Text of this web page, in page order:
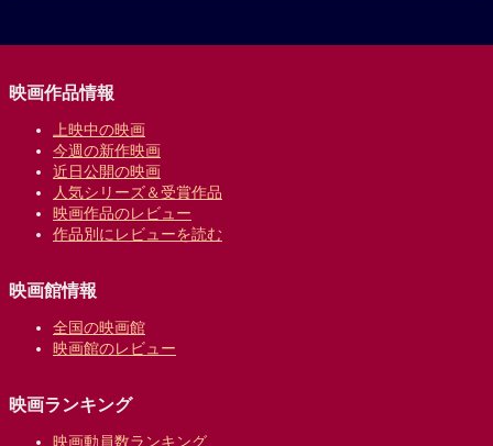
映画作品情報
上映中の映画
今週の新作映画
近日公開の映画
人気シリーズ＆受賞作品
映画作品のレビュー
作品別にレビューを読む
映画館情報
全国の映画館
映画館のレビュー
映画ランキング
映画動員数ランキング